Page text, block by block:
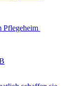
Pflegeheim